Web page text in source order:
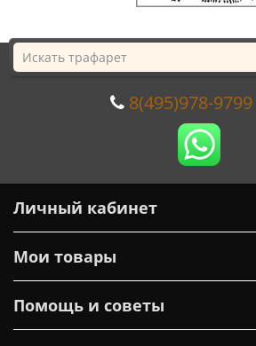
8(495)978-9799
Личный кабинет
Мои товары
Помощь и советы